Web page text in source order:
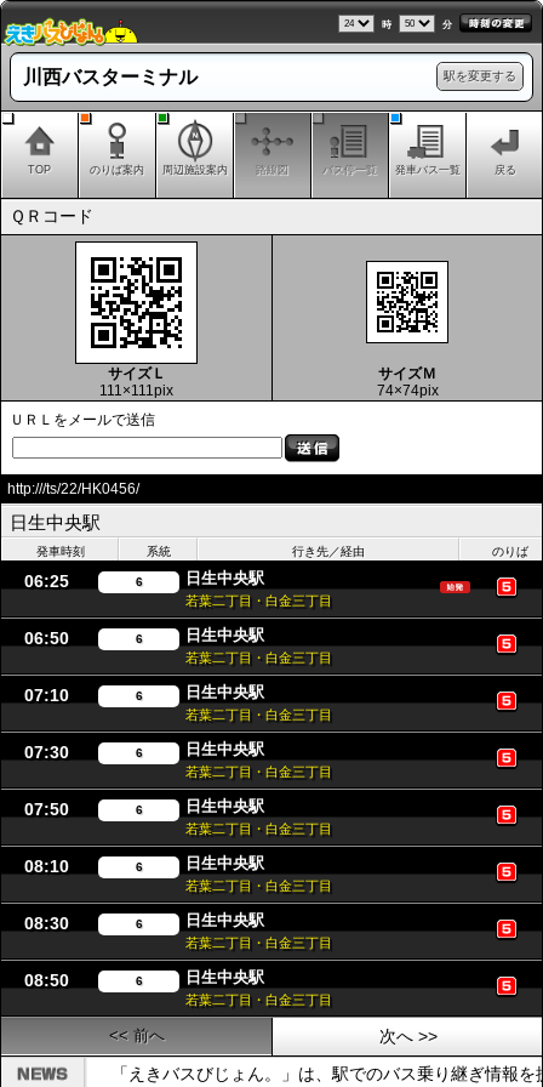
時 分
駅を変更する
川西バスターミナル
TOP のりば案内 周辺施設案内 路線図 バス停一覧 発車バス一覧 戻る
ＱＲコード
サイズＬ
111×111pix
サイズＭ
74×74pix
ＵＲＬをメールで送信
http:///ts/22/HK0456/
日生中央駅
発車時刻 系統 行き先／経由 のりば
06:25 6 日生中央駅
若葉二丁目・白金三丁目
06:50 6 日生中央駅
若葉二丁目・白金三丁目
07:10 6 日生中央駅
若葉二丁目・白金三丁目
07:30 6 日生中央駅
若葉二丁目・白金三丁目
07:50 6 日生中央駅
若葉二丁目・白金三丁目
08:10 6 日生中央駅
若葉二丁目・白金三丁目
08:30 6 日生中央駅
若葉二丁目・白金三丁目
08:50 6 日生中央駅
若葉二丁目・白金三丁目
<< 前へ
次へ >>
「えきバスびじょん。」は、駅でのバス乗り継ぎ情報